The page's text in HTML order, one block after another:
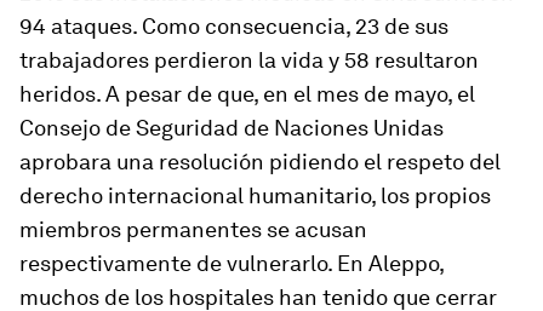
94 ataques. Como consecuencia, 23 de sus
trabajadores perdieron la vida y 58 resultaron
heridos. A pesar de que, en el mes de mayo, el
Consejo de Seguridad de Naciones Unidas
aprobara una resolución pidiendo el respeto del
derecho internacional humanitario, los propios
miembros permanentes se acusan
respectivamente de vulnerarlo. En Aleppo,
muchos de los hospitales han tenido que cerrar